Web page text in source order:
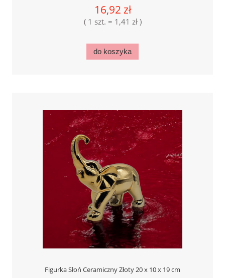
16,92 zł
( 1 szt. = 1,41 zł )
do koszyka
Figurka Słoń Ceramiczny Złoty 20 x 10 x 19 cm